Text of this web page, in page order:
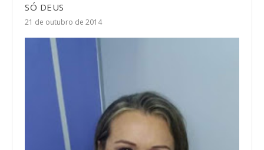
SÓ DEUS
21 de outubro de 2014